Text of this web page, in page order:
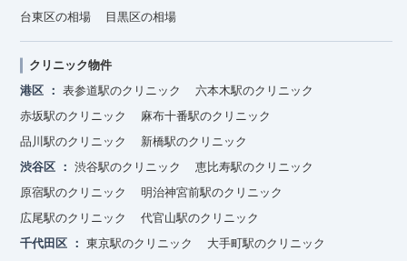
台東区の相場
目黒区の相場
クリニック物件
港区
表参道駅のクリニック
六本木駅のクリニック
赤坂駅のクリニック
麻布十番駅のクリニック
品川駅のクリニック
新橋駅のクリニック
渋谷区
渋谷駅のクリニック
恵比寿駅のクリニック
原宿駅のクリニック
明治神宮前駅のクリニック
広尾駅のクリニック
代官山駅のクリニック
千代田区
東京駅のクリニック
大手町駅のクリニック